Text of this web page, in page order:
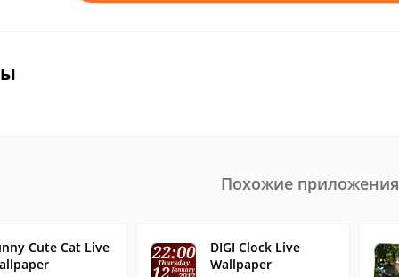
Похожие приложения
Cute Cat Live
DIGI Clock Live
Wallpaper